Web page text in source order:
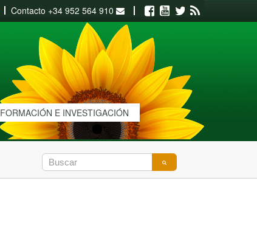
Contacto +34 952 564 910 Facebook
Youtube
Twitter
FORMACIÓN E INVESTIGACIÓN